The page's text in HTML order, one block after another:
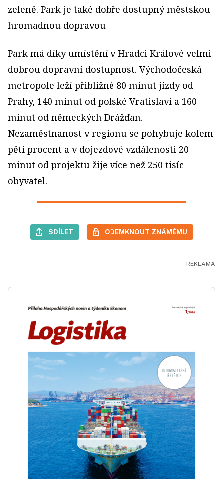
zeleně. Park je také dobře dostupný městskou
hromadnou dopravou
Park má díky umístění v Hradci Králové velmi
dobrou dopravní dostupnost. Východočeská
metropole leží přibližně 80 minut jízdy od
Prahy, 140 minut od polské Vratislavi a 160
minut od německých Drážďan.
Nezaměstnanost v regionu se pohybuje kolem
pěti procent a v dojezdové vzdálenosti 20
minut od projektu žije více než 250 tisíc
obyvatel.
SDÍLET ODEMKNOUT ZNÁMÉMU